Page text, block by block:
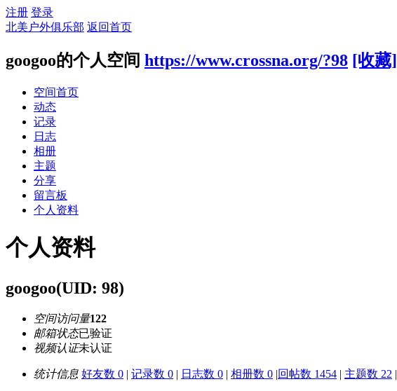
注册 登录
北美户外俱乐部 返回首页
googoo的个人空间 https://www.crossna.org/?98 [收藏]
空间首页
动态
记录
日志
相册
主题
分享
留言板
个人资料
个人资料
googoo(UID: 98)
空间访问量122
邮箱状态已验证
视频认证未认证
统计信息 好友数 0 | 记录数 0 | 日志数 0 | 相册数 0 |回帖数 1454 | 主题数 22 |